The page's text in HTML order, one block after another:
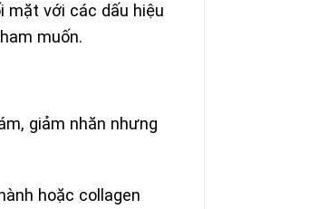
mặt với các dấu hiệu
muốn.
giảm nhăn nhưng
hoặc collagen